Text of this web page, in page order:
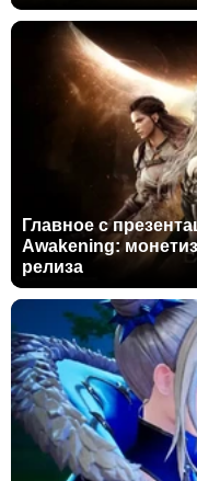
Главное с
Awakening:
релиза